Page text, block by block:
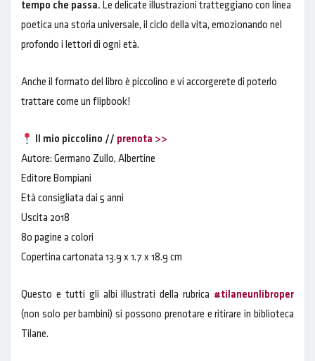
tempo che passa. Le delicate illustrazioni tratteggiano con linea
poetica una storia universale, il ciclo della vita, emozionando nel
profondo i lettori di ogni età.
Anche il formato del libro è piccolino e vi accorgerete di poterlo
trattare come un flipbook!
Il mio piccolino // prenota >>
Autore: Germano Zullo, Albertine
Editore Bompiani
Età consigliata dai 5 anni
Uscita 2018
80 pagine a colori
Copertina cartonata 13.9 x 1.7 x 18.9 cm
Questo e tutti gli albi illustrati della rubrica #tilaneunlibroper
(non solo per bambini) si possono prenotare e ritirare in biblioteca
Tilane.